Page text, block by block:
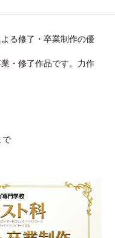
る修了・卒業制作の優
・修了作品です。力作
で